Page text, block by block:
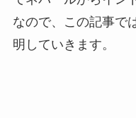
なので、この記事で
明していきます。